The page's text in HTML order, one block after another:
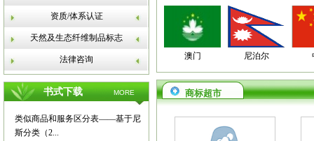
资质/体系认证
天然及生态纤维制品标志
法律咨询
书式下载 MORE
类似商品和服务区分表——基于尼
斯分类（2...
澳门 尼泊尔
商标超市